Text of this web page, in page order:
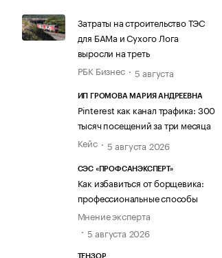
Затраты на строительство ТЭС
для БАМа и Сухого Лога
выросли на треть
РБК Бизнес
5 августа
ИП ГРОМОВА МАРИЯ АНДРЕЕВНА
Pinterest как канал трафика: 300
тысяч посещений за три месяца
Кейс
5 августа 2026
СЭС «ПРОФСАНЭКСПЕРТ»
Как избавиться от борщевика:
профессиональные способы
Мнение эксперта
5 августа 2026
ТЕНЗОР